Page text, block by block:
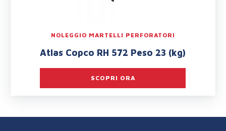
NOLEGGIO MARTELLI PERFORATORI
Atlas Copco RH 572 Peso 23 (kg)
SCOPRI ORA